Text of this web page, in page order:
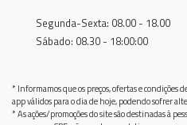
Segunda-Sexta: 08.00 - 18.00
Sábado: 08.30 - 18:00:00
* Informamos que os preços, ofertas e condições
app válidos para o dia de hoje, podendo sofrer
* As ações/promoções do site são destinadas à